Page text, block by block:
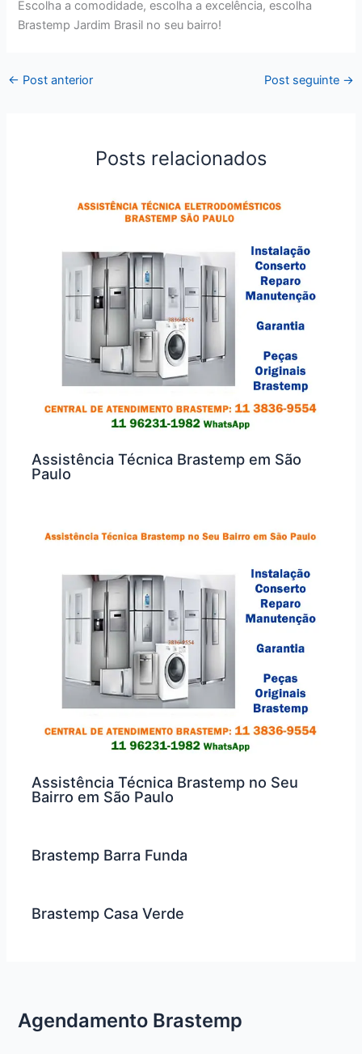
Escolha a comodidade, escolha a excelência, escolha
Brastemp Jardim Brasil no seu bairro!
← Post anterior Post seguinte →
Posts relacionados
Assistência Técnica Brastemp em São
Paulo
Assistência Técnica Brastemp no Seu
Bairro em São Paulo
Brastemp Barra Funda
Brastemp Casa Verde
Agendamento Brastemp